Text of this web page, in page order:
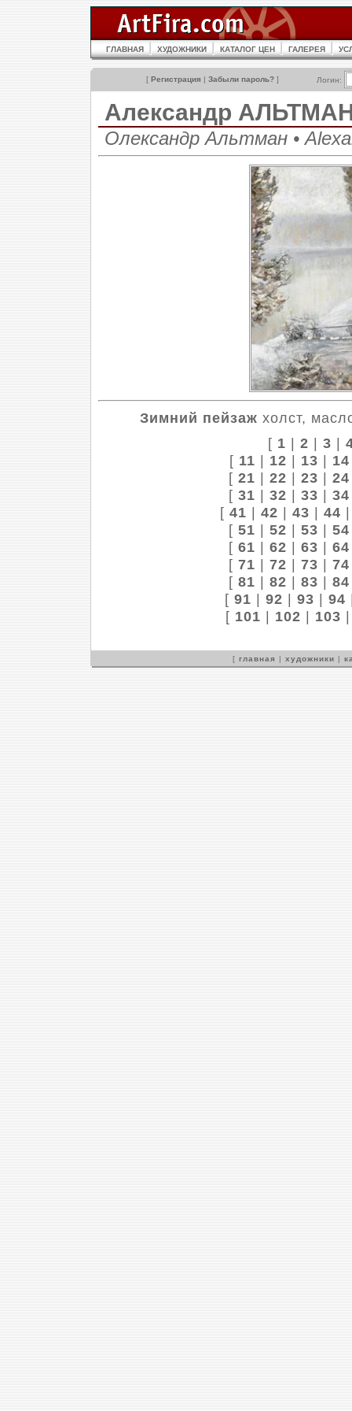
ГЛАВНАЯ ХУДОЖНИКИ КАТАЛОГ ЦЕН ГАЛЕРЕЯ
[ Регистрация | Забыли пароль? ] Логин:
Александр
Олександр Альтман •
Зимний пейзаж холст,
[ 1 | 2 | 3 |
[ 11 | 12 | 13 | 14
[ 21 | 22 | 23 | 24
[ 31 | 32 | 33 | 34
[ 41 | 42 | 43 | 44
[ 51 | 52 | 53 | 54
[ 61 | 62 | 63 | 64
[ 71 | 72 | 73 | 74
[ 81 | 82 | 83 | 84
[ 91 | 92 | 93 | 94
[ 101 | 102 | 103
[ главная | художники |